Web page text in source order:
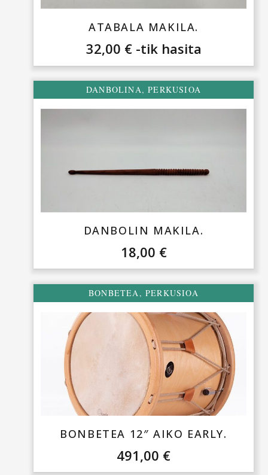
ATABALA MAKILA.
32,00 €-tik hasita
DANBOLINA,PERKUSIOA
DANBOLIN MAKILA.
18,00 €
BONBETEA,PERKUSIOA
BONBETEA 12″ AIKO EARLY.
491,00 €